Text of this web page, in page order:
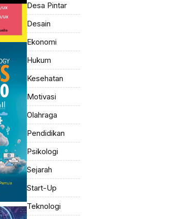
Desa Pintar
Desain
Ekonomi
Hukum
Kesehatan
Motivasi
Olahraga
Pendidikan
Psikologi
Sejarah
Start-Up
Teknologi